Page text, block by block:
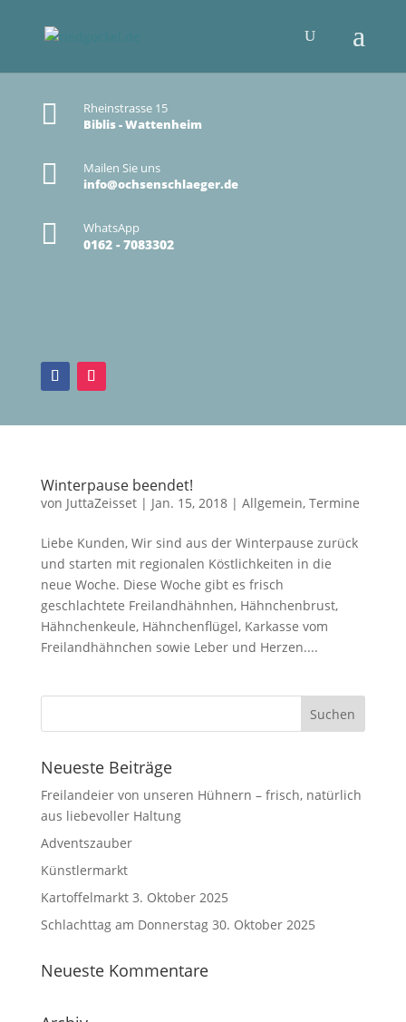

Rheinstrasse 15
Biblis - Wattenheim

Mailen Sie uns
info@ochsenschlaeger.de
 WhatsApp
0162 - 7083302
Winterpause beendet!
von JuttaZeisset| Jan. 15, 2018| Allgemein, Termine
Liebe Kunden, Wir sind aus der Winterpause zurück
und starten mit regionalen Köstlichkeiten in die
neue Woche. Diese Woche gibt es frisch
geschlachtete Freilandhähnhen, Hähnchenbrust,
Hähnchenkeule, Hähnchenflügel, Karkasse vom
Freilandhähnchen sowie Leber und Herzen....
Neueste Beiträge
Freilandeier von unseren Hühnern – frisch, natürlich
aus liebevoller Haltung
Adventszauber
Künstlermarkt
Kartoffelmarkt 3. Oktober 2025
Schlachttag am Donnerstag 30. Oktober 2025
Neueste Kommentare